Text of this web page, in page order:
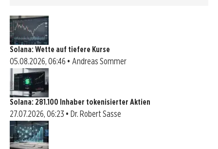
Solana: Wette auf tiefere Kurse
05.08.2026, 06:46 • Andreas Sommer
Solana: 281.100 Inhaber tokenisierter Aktien
27.07.2026, 06:23 • Dr. Robert Sasse